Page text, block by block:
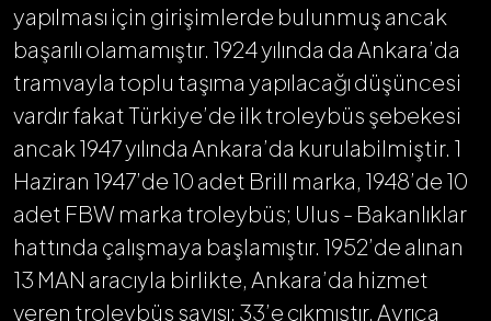
yapılması için girişimlerde bulunmuş ancak
başarılı olamamıştır. 1924 yılında da Ankara’da
tramvayla toplu taşıma yapılacağı düşüncesi
vardır fakat Türkiye’de ilk troleybüs şebekesi
ancak 1947 yılında Ankara’da kurulabilmiştir. 1
Haziran 1947’de 10 adet Brill marka, 1948’de 10
adet FBW marka troleybüs; Ulus - Bakanlıklar
hattında çalışmaya başlamıştır. 1952’de alınan
13 MAN aracıyla birlikte, Ankara’da hizmet
veren troleybüs sayısı; 33’e çıkmıştır. Ayrıca